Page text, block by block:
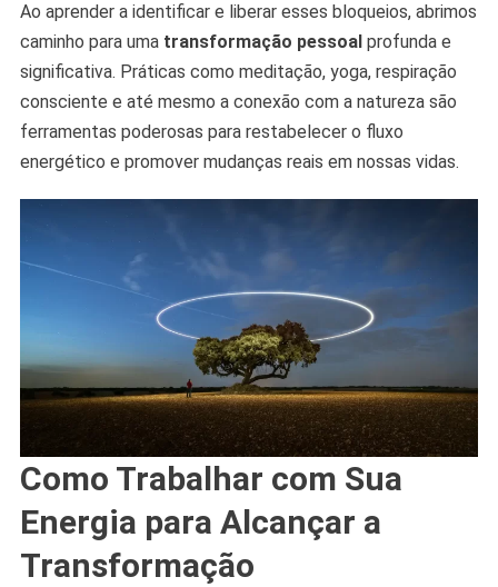
Ao aprender a identificar e liberar esses bloqueios, abrimos
caminho para uma transformação pessoal profunda e
significativa. Práticas como meditação, yoga, respiração
consciente e até mesmo a conexão com a natureza são
ferramentas poderosas para restabelecer o fluxo
energético e promover mudanças reais em nossas vidas.
Como Trabalhar com Sua
Energia para Alcançar a
Transformação